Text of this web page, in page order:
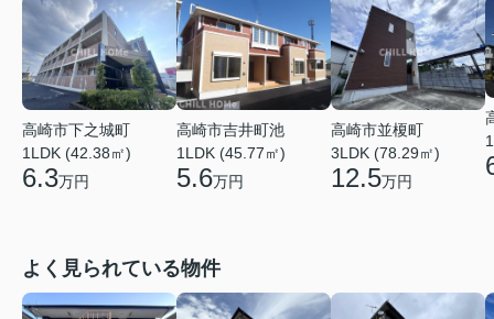
高崎市下之城町
1LDK (42.38㎡)
6.3万円
高崎市吉井町池
1LDK (45.77㎡)
5.6万円
高崎市並榎町
3LDK (78.29㎡)
12.5万円
よく見られている物件